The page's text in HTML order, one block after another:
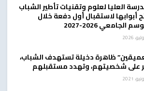
العليا لعلوم وتقنيات تأطير الشباب
أبوابها لاستقبال أول دفعة خلال
الجامعي 2026-2027
ظاهرة دخيلة تستهدف الشباب،
على شخصيتهم، وتهدد مستقبلهم